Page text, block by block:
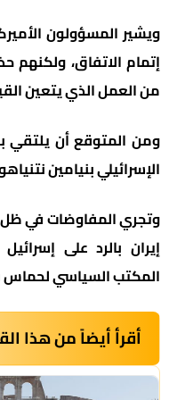
ويشير المسؤولون
إتمام الاتفاق، ولكنهم
من العمل الذي يتعين
ومن المتوقع أن يلتقي
الإسرائيلي بنيامين
وتجري المفاوضات في
إيران بالرد على
المكتب السياسي لحماس في
أقرأ أيضاً من هذا